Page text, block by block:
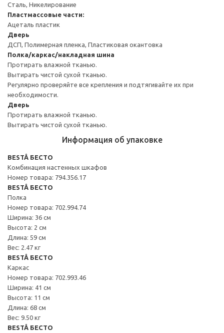
Сталь, Никелирование
Пластмассовые части:
Ацеталь пластик
Дверь
ДСП, Полимерная пленка, Пластиковая окантовка
Полка/каркас/накладная шина
Протирать влажной тканью.
Вытирать чистой сухой тканью.
Регулярно проверяйте все крепления и подтягивайте их при
необходимости.
Дверь
Протирать влажной тканью.
Вытирать чистой сухой тканью.
Информация об упаковке
BESTÅ БЕСТО
Комбинация настенных шкафов
Номер товара: 794.356.17
BESTÅ БЕСТО
Полка
Номер товара: 702.994.74
Ширина: 36 см
Высота: 2 см
Длина: 59 см
Вес: 2.47 кг
BESTÅ БЕСТО
Каркас
Номер товара: 702.993.46
Ширина: 41 см
Высота: 11 см
Длина: 68 см
Вес: 9.50 кг
BESTÅ БЕСТО